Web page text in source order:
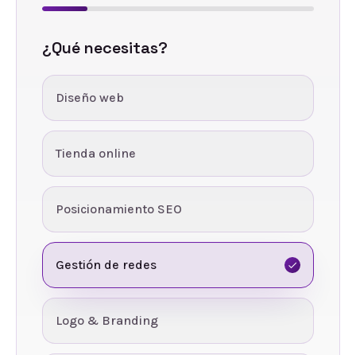
¿Qué necesitas?
Diseño web
Tienda online
Posicionamiento SEO
Gestión de redes
Logo & Branding